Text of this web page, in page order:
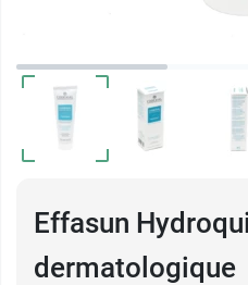
Effasun
dermatologique